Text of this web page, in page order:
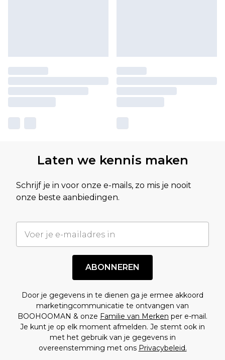
Laten we kennis maken
Schrijf je in voor onze e-mails, zo mis je nooit
onze beste aanbiedingen.
ABONNEREN
Door je gegevens in te dienen ga je ermee akkoord
marketingcommunicatie te ontvangen van
BOOHOOMAN & onze Familie van Merken per e-mail.
Je kunt je op elk moment afmelden. Je stemt ook in
met het gebruik van je gegevens in
overeenstemming met ons Privacybeleid.